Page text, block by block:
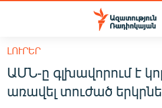
Մատչելիության
հիմնական
բովանդակությանը
հիմնական
ՀԱՅԱՍՏԱՆ
ՔԱՂԱՔԱԿԱՆ
ԼՈՒՐԵՐ
ԱՄՆ-ը գլխավորում է
առավել տուժած